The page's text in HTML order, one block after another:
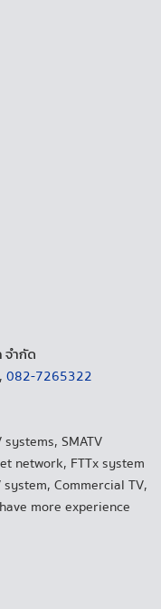
จำกัด
, 082-7265322
SMATV
network, FTTx system
Commercial TV,
more experience